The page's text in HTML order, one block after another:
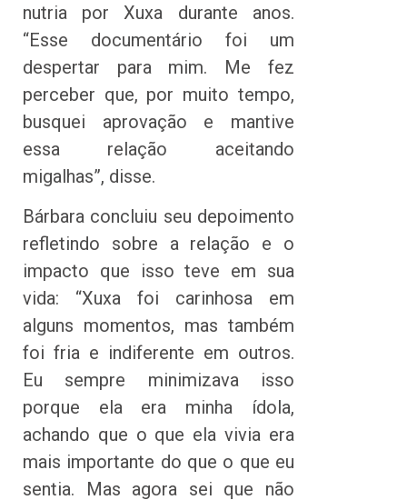
nutria por Xuxa durante anos.
“Esse documentário foi um
despertar para mim. Me fez
perceber que, por muito tempo,
busquei aprovação e mantive
essa relação aceitando
migalhas”, disse.
Bárbara concluiu seu depoimento
refletindo sobre a relação e o
impacto que isso teve em sua
vida: “Xuxa foi carinhosa em
alguns momentos, mas também
foi fria e indiferente em outros.
Eu sempre minimizava isso
porque ela era minha ídola,
achando que o que ela vivia era
mais importante do que o que eu
sentia. Mas agora sei que não